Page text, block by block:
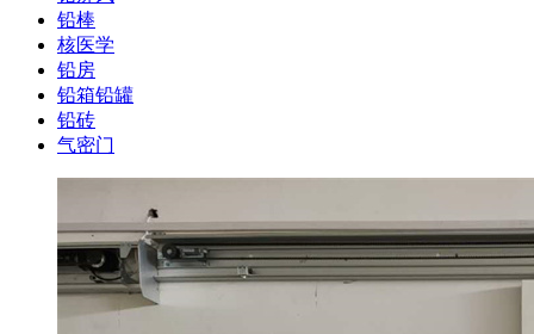
铅棒
核医学
铅房
铅箱铅罐
铅砖
气密门